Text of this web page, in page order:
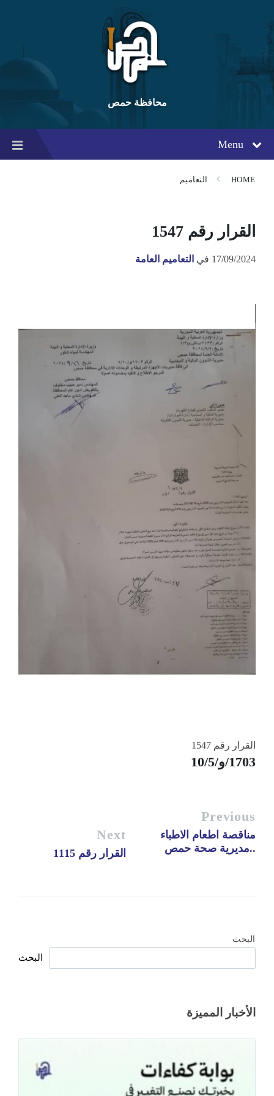
content
main
navigation
footer
محافظة حمص
Menu
HOME التعاميم
القرار رقم 1547
17/09/2024 في التعاميم العامة
القرار رقم 1547
1703/و/10/5
Previous
مناقصة اطعام الاطباء
..مديرية صحة حمص
Next
القرار رقم 1115
البحث
البحث
الأخبار المميزة